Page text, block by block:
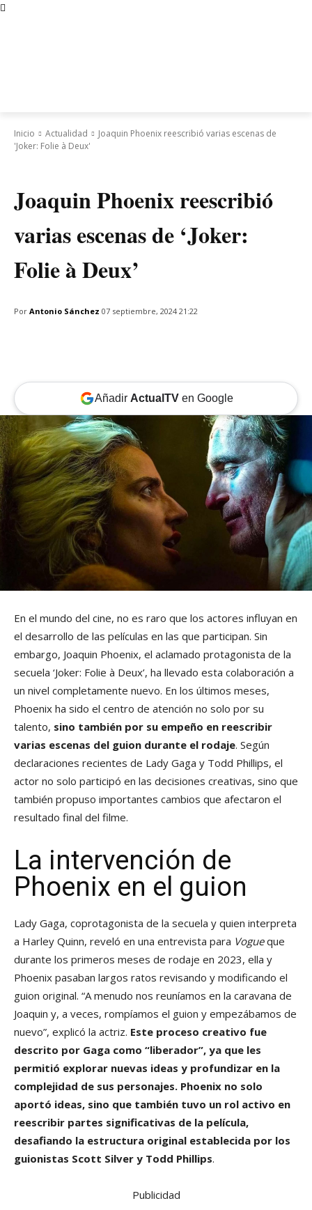
Inicio Actualidad
Joaquin Phoenix reescribió varias escenas de
'Joker: Folie à Deux'
Joaquin Phoenix reescribió
varias escenas de ‘Joker:
Folie à Deux’
Por Antonio Sánchez 07 septiembre, 2024 21:22
Añadir ActualTVen Google
En el mundo del cine, no es raro que los actores influyan en
el desarrollo de las películas en las que participan. Sin
embargo, Joaquin Phoenix, el aclamado protagonista de la
secuela ‘Joker: Folie à Deux’, ha llevado esta colaboración a
un nivel completamente nuevo. En los últimos meses,
Phoenix ha sido el centro de atención no solo por su
talento, sino también por su empeño en reescribir
varias escenas del guion durante el rodaje. Según
declaraciones recientes de Lady Gaga y Todd Phillips, el
actor no solo participó en las decisiones creativas, sino que
también propuso importantes cambios que afectaron el
resultado final del filme.
La intervención de
Phoenix en el guion
Lady Gaga, coprotagonista de la secuela y quien interpreta
a Harley Quinn, reveló en una entrevista para Vogueque
durante los primeros meses de rodaje en 2023, ella y
Phoenix pasaban largos ratos revisando y modificando el
guion original. “A menudo nos reuníamos en la caravana de
Joaquin y, a veces, rompíamos el guion y empezábamos de
nuevo”, explicó la actriz. Este proceso creativo fue
descrito por Gaga como “liberador”, ya que les
permitió explorar nuevas ideas y profundizar en la
complejidad de sus personajes. Phoenix no solo
aportó ideas, sino que también tuvo un rol activo en
reescribir partes significativas de la película,
desafiando la estructura original establecida por los
guionistas Scott Silver y Todd Phillips.
Publicidad